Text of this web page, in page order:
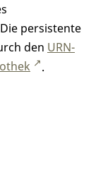
persistente
den URN-
.